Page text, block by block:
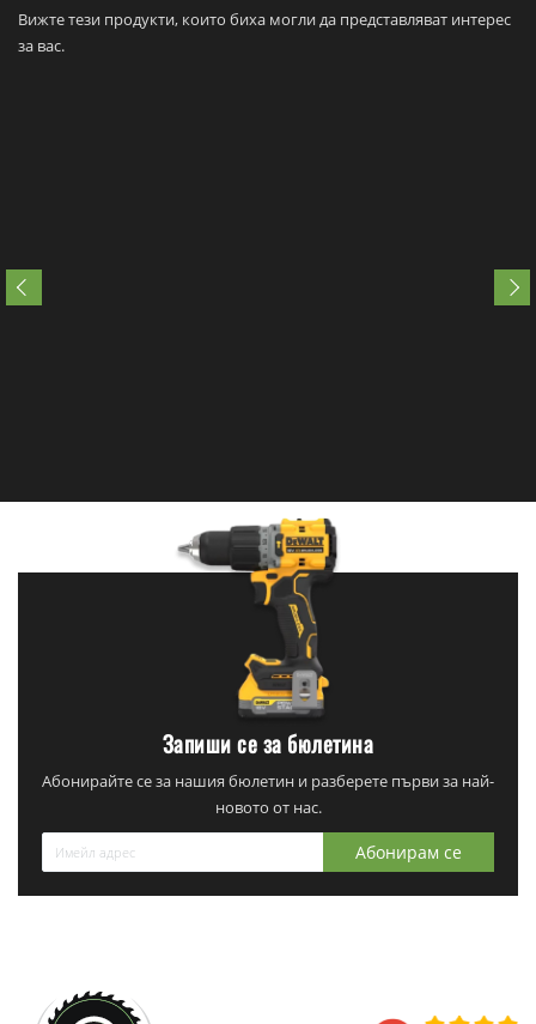
Вижте тези продукти, които биха могли да представляват интерес
за вас.
Запиши се за бюлетина
Абонирайте се за нашия бюлетин и разберете първи за най-
новото от нас.
Абонирам се